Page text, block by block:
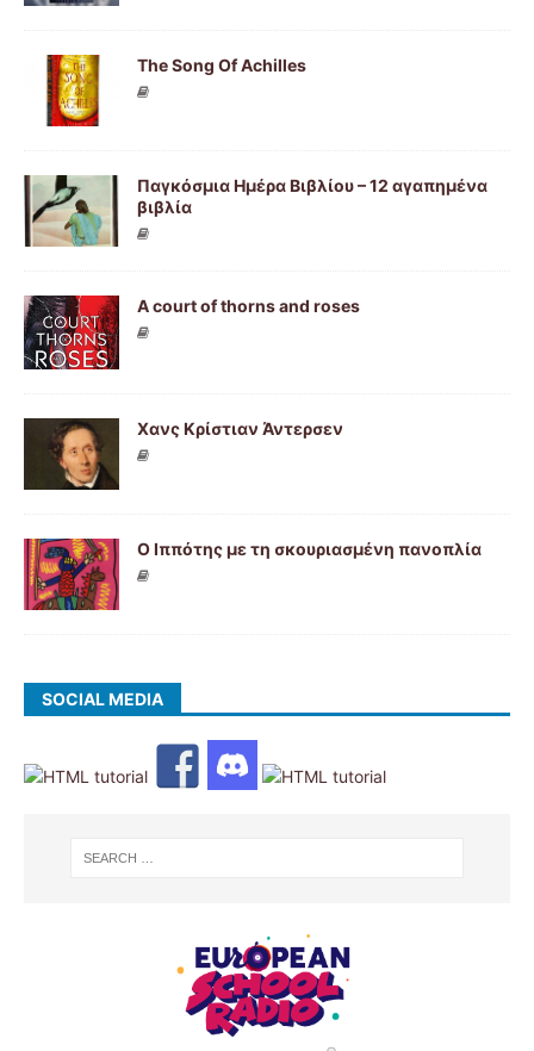
The Song Of Achilles
Παγκόσμια Ημέρα Βιβλίου – 12 αγαπημένα
βιβλία
A court of thorns and roses
Χανς Κρίστιαν Άντερσεν
Ο Ιππότης με τη σκουριασμένη πανοπλία
SOCIAL MEDIA